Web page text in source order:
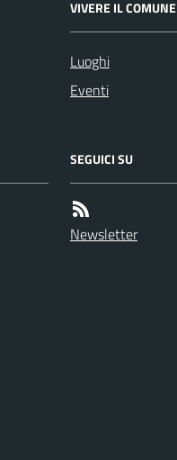
VIVERE IL COMUNE
Luoghi
Eventi
SEGUICI SU
Newsletter